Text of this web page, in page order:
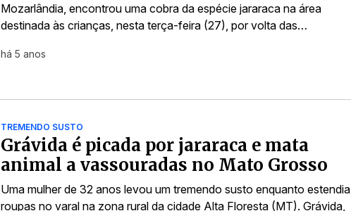
Mozarlândia, encontrou uma cobra da espécie jararaca na área
destinada às crianças, nesta terça-feira (27), por volta das…
há 5 anos
TREMENDO SUSTO
Grávida é picada por jararaca e mata
animal a vassouradas no Mato Grosso
Uma mulher de 32 anos levou um tremendo susto enquanto estendia
roupas no varal na zona rural da cidade Alta Floresta (MT). Grávida,